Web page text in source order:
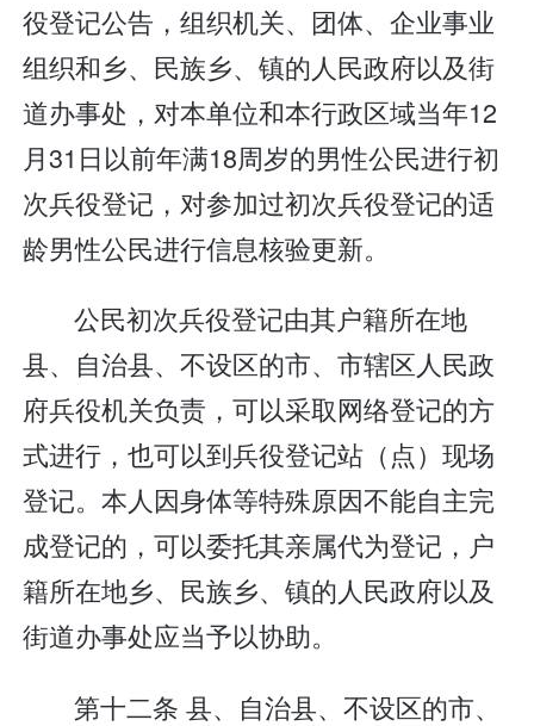
役登记公告，组织机关、团体、企业事业
组织和乡、民族乡、镇的人民政府以及街
道办事处，对本单位和本行政区域当年12
月31日以前年满18周岁的男性公民进行初
次兵役登记，对参加过初次兵役登记的适
龄男性公民进行信息核验更新。
公民初次兵役登记由其户籍所在地
县、自治县、不设区的市、市辖区人民政
府兵役机关负责，可以采取网络登记的方
式进行，也可以到兵役登记站（点）现场
登记。本人因身体等特殊原因不能自主完
成登记的，可以委托其亲属代为登记，户
籍所在地乡、民族乡、镇的人民政府以及
街道办事处应当予以协助。
第十二条 县、自治县、不设区的市、